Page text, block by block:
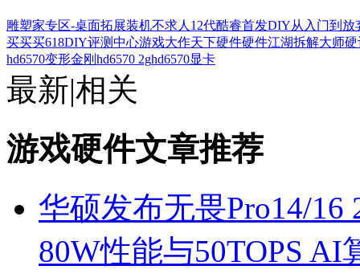
雕塑家专区-桌面拓展装机不求人12代酷睿首发DIY从入门到放
买买买618DIY评测中心游戏大作天下硬件硬件江湖拆解大师硬
hd6570变形金刚 hd6570 2ghd6570显卡
最新|相关
游戏硬件文章推荐
华硕发布无畏Pro14/16
80W性能与50TOPS AI